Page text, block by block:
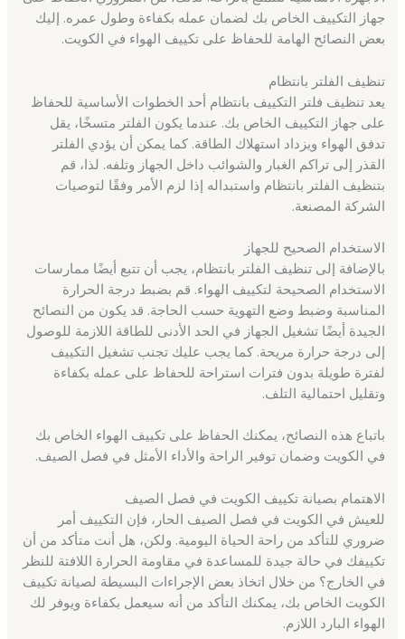
جهاز التكييف الخاص بك لضمان عمله بكفاءة وطول عمره. إليك
بعض النصائح الهامة للحفاظ على تكييف الهواء في الكويت.
تنظيف الفلتر بانتظام
يعد تنظيف فلتر التكييف بانتظام أحد الخطوات الأساسية للحفاظ
على جهاز التكييف الخاص بك. عندما يكون الفلتر متسخًا، يقل
تدفق الهواء ويزداد استهلاك الطاقة. كما يمكن أن يؤدي الفلتر
القذر إلى تراكم الغبار والشوائب داخل الجهاز وتلفه. لذا، قم
بتنظيف الفلتر بانتظام واستبداله إذا لزم الأمر وفقًا لتوصيات
الشركة المصنعة.
الاستخدام الصحيح للجهاز
بالإضافة إلى تنظيف الفلتر بانتظام، يجب أن تتبع أيضًا ممارسات
الاستخدام الصحيحة لتكييف الهواء. قم بضبط درجة الحرارة
المناسبة وضبط وضع التهوية حسب الحاجة. قد يكون من النصائح
الجيدة أيضًا تشغيل الجهاز في الحد الأدنى للطاقة اللازمة للوصول
إلى درجة حرارة مريحة. كما يجب عليك تجنب تشغيل التكييف
لفترة طويلة بدون فترات استراحة للحفاظ على عمله بكفاءة
وتقليل احتمالية التلف.
باتباع هذه النصائح، يمكنك الحفاظ على تكييف الهواء الخاص بك
في الكويت وضمان توفير الراحة والأداء الأمثل في فصل الصيف.
الاهتمام بصيانة تكييف الكويت في فصل الصيف
للعيش في الكويت في فصل الصيف الحار، فإن التكييف أمر
ضروري للتأكد من راحة الحياة اليومية. ولكن، هل أنت متأكد من أن
تكييفك في حالة جيدة للمساعدة في مقاومة الحرارة اللافتة للنظر
في الخارج؟ من خلال اتخاذ بعض الإجراءات البسيطة لصيانة تكييف
الكويت الخاص بك، يمكنك التأكد من أنه سيعمل بكفاءة ويوفر لك
الهواء البارد اللازم.